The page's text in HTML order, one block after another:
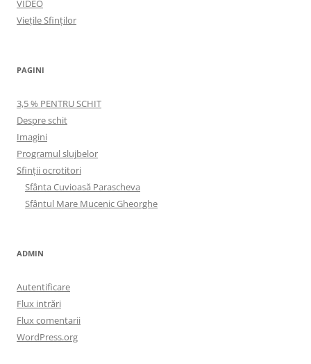
VIDEO
Viețile Sfinților
PAGINI
3,5 % PENTRU SCHIT
Despre schit
Imagini
Programul slujbelor
Sfinţii ocrotitori
Sfânta Cuvioasă Parascheva
Sfântul Mare Mucenic Gheorghe
ADMIN
Autentificare
Flux intrări
Flux comentarii
WordPress.org